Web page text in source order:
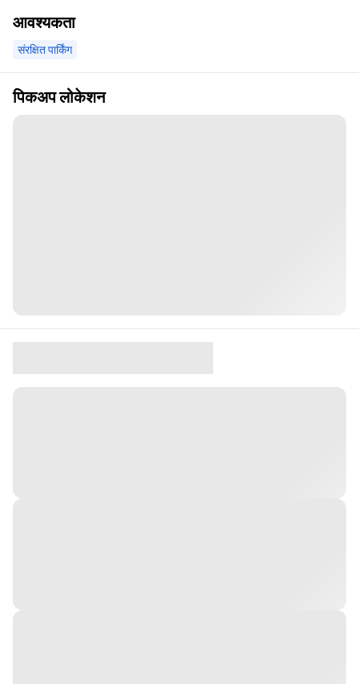
आवश्यकता
संरक्षित पार्किंग
पिकअप लोकेशन